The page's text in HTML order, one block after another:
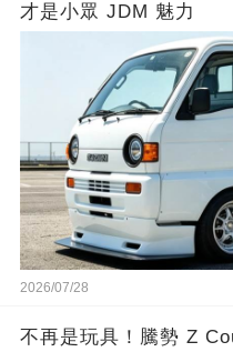
才是小眾 JDM 魅力
2026/07/28
不再是玩具！騰勢 Z